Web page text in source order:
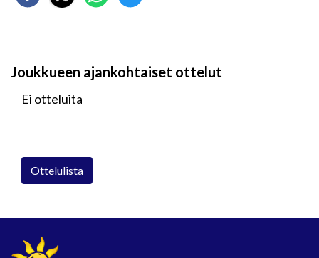
Joukkueen ajankohtaiset ottelut
Ei otteluita
Ottelulista